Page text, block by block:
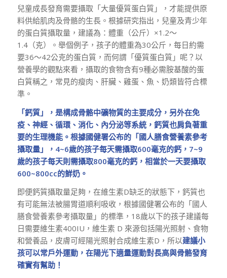
兒童成長發育需要攝取「大量優質蛋白質」，才能提供原
料供給肌肉及骨骼的生長。根據研究指出，兒童及青少年
的蛋白質攝取量，建議為：體重（公斤）×1.2～
1.4（克）。舉個例子，孩子的體重為30公斤，每日約需
要36～42公克的蛋白質，而何謂「優質蛋白質」呢？以
營養學的觀點來看，攝取的食物含有9種必需胺基酸的蛋
白質稱之，常見的瘦肉、肝臟、雞蛋、魚、奶類皆符合標
準。
「鈣質」，是構成骨骼中礦物質的主要成分，另外在免
疫、神經、循環、消化、內分泌等系統，鈣質也肩負著重
要的生理機能。根據國健署公布的「國人膳食營養素參考
攝取量」，4~6歲的孩子每天需攝取600毫克的鈣，7~9
歲的孩子每天則需攝取800毫克的鈣，相當於一天要攝取
600~800cc的鮮奶。
即便鈣質攝取量足夠，在維生素D缺乏的狀態下，鈣質也
有可能無法被腸胃道順利吸收，根據國健署公布的「國人
膳食營養素參考攝取量」的標準，18歲以下的孩子建議每
日需要維生素400IU，維生素 D 來源包括陽光照射、食物
和營養品，皮膚可經陽光照射合成維生素D，所以建議小
孩可以常戶外運動，在陽光下適量運動對長高與骨骼發育
確實有幫助！